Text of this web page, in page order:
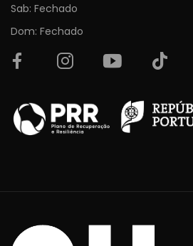
Sab: Fechado
Dom: Fechado